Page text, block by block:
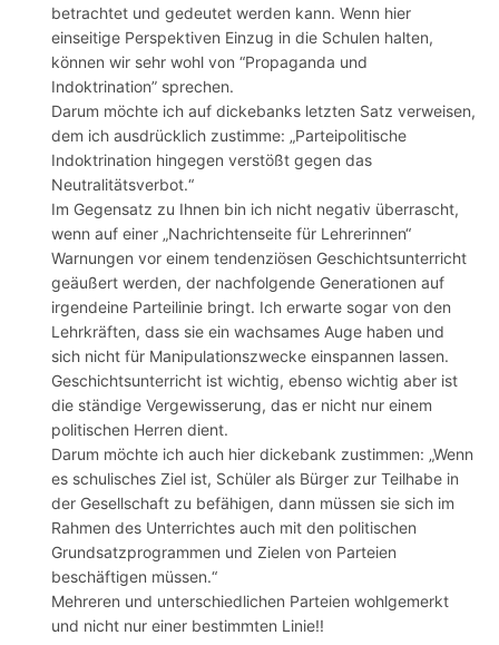
betrachtet und gedeutet werden kann. Wenn hier
einseitige Perspektiven Einzug in die Schulen halten,
können wir sehr wohl von “Propaganda und
Indoktrination” sprechen.
Darum möchte ich auf dickebanks letzten Satz verweisen,
dem ich ausdrücklich zustimme: „Parteipolitische
Indoktrination hingegen verstößt gegen das
Neutralitätsverbot.“
Im Gegensatz zu Ihnen bin ich nicht negativ überrascht,
wenn auf einer „Nachrichtenseite für Lehrerinnen“
Warnungen vor einem tendenziösen Geschichtsunterricht
geäußert werden, der nachfolgende Generationen auf
irgendeine Parteilinie bringt. Ich erwarte sogar von den
Lehrkräften, dass sie ein wachsames Auge haben und
sich nicht für Manipulationszwecke einspannen lassen.
Geschichtsunterricht ist wichtig, ebenso wichtig aber ist
die ständige Vergewisserung, das er nicht nur einem
politischen Herren dient.
Darum möchte ich auch hier dickebank zustimmen: „Wenn
es schulisches Ziel ist, Schüler als Bürger zur Teilhabe in
der Gesellschaft zu befähigen, dann müssen sie sich im
Rahmen des Unterrichtes auch mit den politischen
Grundsatzprogrammen und Zielen von Parteien
beschäftigen müssen.“
Mehreren und unterschiedlichen Parteien wohlgemerkt
und nicht nur einer bestimmten Linie!!